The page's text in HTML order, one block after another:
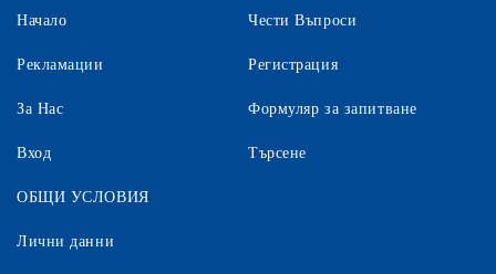
Начало
Рекламации
За Нас
Вход
Чести Въпроси
Регистрация
Формуляр за запитване
Търсене
ОБЩИ УСЛОВИЯ
Лични данни